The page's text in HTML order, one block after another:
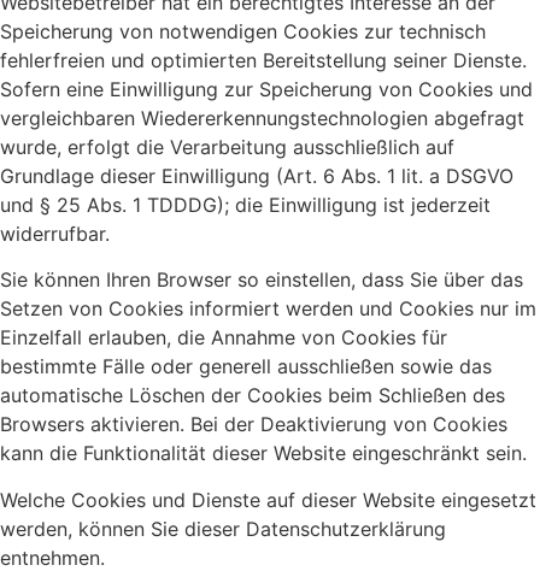
Speicherung von notwendigen Cookies zur technisch
fehlerfreien und optimierten Bereitstellung seiner Dienste.
Sofern eine Einwilligung zur Speicherung von Cookies und
vergleichbaren Wiedererkennungstechnologien abgefragt
wurde, erfolgt die Verarbeitung ausschließlich auf
Grundlage dieser Einwilligung (Art. 6 Abs. 1 lit. a DSGVO
und § 25 Abs. 1 TDDDG); die Einwilligung ist jederzeit
widerrufbar.
Sie können Ihren Browser so einstellen, dass Sie über das
Setzen von Cookies informiert werden und Cookies nur im
Einzelfall erlauben, die Annahme von Cookies für
bestimmte Fälle oder generell ausschließen sowie das
automatische Löschen der Cookies beim Schließen des
Browsers aktivieren. Bei der Deaktivierung von Cookies
kann die Funktionalität dieser Website eingeschränkt sein.
Welche Cookies und Dienste auf dieser Website eingesetzt
werden, können Sie dieser Datenschutzerklärung
entnehmen.